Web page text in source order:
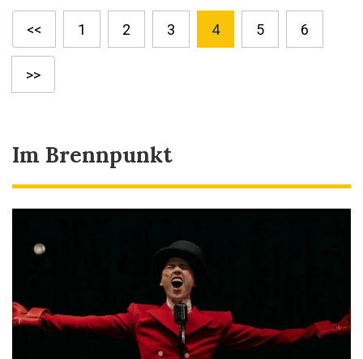
<< 1 2 3 4 5 6
>>
Im Brennpunkt